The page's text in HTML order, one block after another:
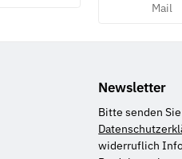
Mail
Newsletter
Bitte senden
widerruflich